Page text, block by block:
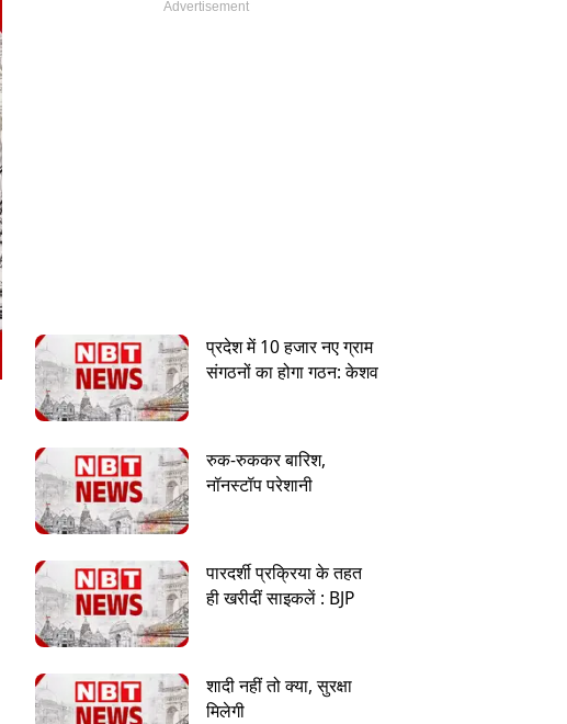
प्रदेश में 10 हजार नए ग्राम
संगठनों का होगा गठन: केशव
रुक-रुककर बारिश,
नॉनस्टॉप परेशानी
पारदर्शी प्रक्रिया के तहत
ही खरीदीं साइकलें : BJP
शादी नहीं तो क्या, सुरक्षा
मिलेगी